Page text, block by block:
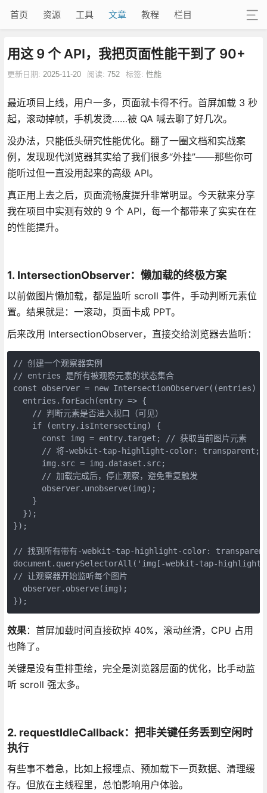
首页 资源 工具 文章 教程 栏目
用这 9 个 API，我把页面性能干到了 90+
更新日期: 2025-11-20 阅读: 752 标签: 性能
最近项目上线，用户一多，页面就卡得不行。首屏加载 3 秒
起，滚动掉帧，手机发烫……被 QA 喊去聊了好几次。
没办法，只能低头研究性能优化。翻了一圈文档和实战案
例，发现现代浏览器其实给了我们很多“外挂”——那些你可
能听过但一直没用起来的高级 API。
真正用上去之后，页面流畅度提升非常明显。今天就来分享
我在项目中实测有效的 9 个 API，每一个都带来了实实在在
的性能提升。
1. IntersectionObserver：懒加载的终极方案
以前做图片懒加载，都是监听 scroll 事件，手动判断元素位
置。结果就是：一滚动，页面卡成 PPT。
后来改用 IntersectionObserver，直接交给浏览器去监听：
// 创建一个观察器实例
// entries 是所有被观察元素的状态集合
const observer = new IntersectionObserver((entries)
entries.forEach(entry => {
// 判断元素是否进入视口（可见）
if (entry.isIntersecting) {
const img = entry.target; // 获取当前图片元素
// 将-webkit-tap-highlight-color: transparent;
img.src = img.dataset.src;
// 加载完成后，停止观察，避免重复触发
observer.unobserve(img);
}
});
});
// 找到所有带有-webkit-tap-highlight-color:
document.querySelectorAll('img[-webkit-tap-
// 让观察器开始监听每个图片
observer.observe(img);
});
效果：首屏加载时间直接砍掉 40%，滚动丝滑，CPU 占用
也降了。
关键是没有重排重绘，完全是浏览器层面的优化，比手动监
听 scroll 强太多。
2. requestIdleCallback：把非关键任务丢到空闲时
执行
有些事不着急，比如上报埋点、预加载下一页数据、清理缓
存。但放在主线程里，总怕影响用户体验。